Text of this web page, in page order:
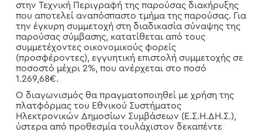
στην Τεχνική Περιγραφή της παρούσας διακήρυξης
που αποτελεί αναπόσπαστο τμήμα της παρούσας. Για
την έγκυρη συμμετοχή στη διαδικασία σύναψης της
παρούσας σύμβασης, κατατίθεται από τους
συμμετέχοντες οικονομικούς φορείς
(προσφέροντες), εγγυητική επιστολή συμμετοχής σε
ποσοστό μέχρι 2%, που ανέρχεται στο ποσό
1.269,68€.
Ο διαγωνισμός θα πραγματοποιηθεί με χρήση της
πλατφόρμας του Εθνικού Συστήματος
Ηλεκτρονικών Δημοσίων Συμβάσεων (Ε.Σ.Η.ΔΗ.Σ.),
ύστερα από προθεσμία τουλάχιστον δεκαπέντε